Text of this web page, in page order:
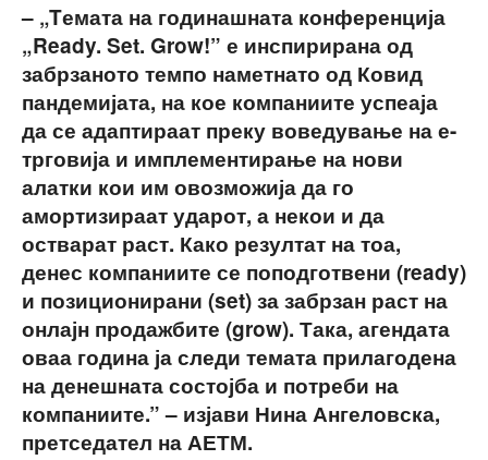
– „Tемата на годинашната конференција
„Ready. Set. Grow!” е инспирирана од
забрзаното темпо наметнато од Ковид
пандемијата, на кое компаниите успеаја
да се адаптираат преку воведување на е-
трговија и имплементирање на нови
алатки кои им овозможија да го
амортизираат ударот, а некои и да
остварат раст. Како резултат на тоа,
денес компаниите се поподготвени (ready)
и позиционирани (set) за забрзан раст на
онлајн продажбите (grow). Така, агендата
оваа година ја следи темата прилагодена
на денешната состојба и потреби на
компаниите.” – изјави Нина Ангеловска,
претседател на АЕТМ.